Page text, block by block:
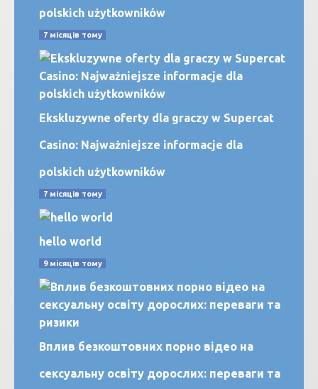
polskich użytkowników
7 місяців тому
Ekskluzywne oferty dla graczy w Supercat
Casino: Najważniejsze informacje dla
polskich użytkowników
7 місяців тому
hello world
9 місяців тому
Вплив безкоштовних порно відео на
сексуальну освіту дорослих: переваги та